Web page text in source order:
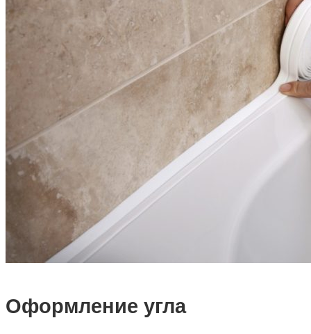
Оформление угла